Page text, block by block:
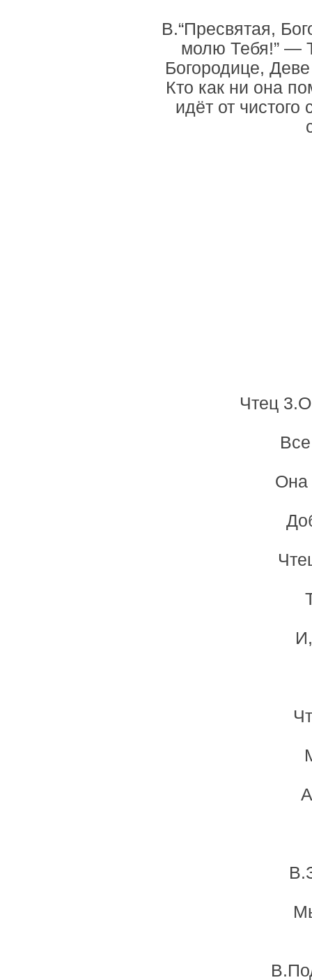
В.“Пресвятая,
молю Тебя!” —
Богородице,
Кто как ни она
идёт от
Чтец
Она